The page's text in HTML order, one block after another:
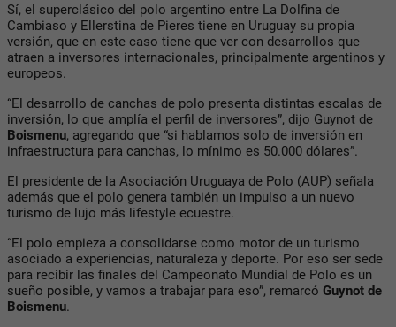
Sí, el superclásico del polo argentino entre La Dolfina de
Cambiaso y Ellerstina de Pieres tiene en Uruguay su propia
versión, que en este caso tiene que ver con desarrollos que
atraen a inversores internacionales, principalmente argentinos y
europeos.
“El desarrollo de canchas de polo presenta distintas escalas de
inversión, lo que amplía el perfil de inversores”, dijo Guynot de
Boismenu, agregando que “si hablamos solo de inversión en
infraestructura para canchas, lo mínimo es 50.000 dólares”.
El presidente de la Asociación Uruguaya de Polo (AUP) señala
además que el polo genera también un impulso a un nuevo
turismo de lujo más lifestyle ecuestre.
“El polo empieza a consolidarse como motor de un turismo
asociado a experiencias, naturaleza y deporte. Por eso ser sede
para recibir las finales del Campeonato Mundial de Polo es un
sueño posible, y vamos a trabajar para eso”, remarcó Guynot de
Boismenu.